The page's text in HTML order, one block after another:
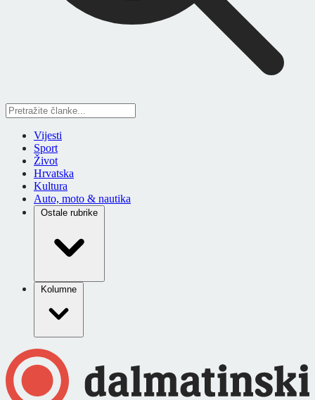
Vijesti
Sport
Život
Hrvatska
Kultura
Auto, moto & nautika
Ostale rubrike
Kolumne